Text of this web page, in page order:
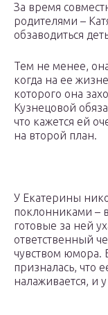
За время
родителями –
обзаводиться
Тем не менее,
когда на ее
которого она
Кузнецовой
что кажется ей
на второй план.
У Екатерины
поклонниками –
готовые за ней
ответственный
чувством юмора.
призналась, что
налаживается, и